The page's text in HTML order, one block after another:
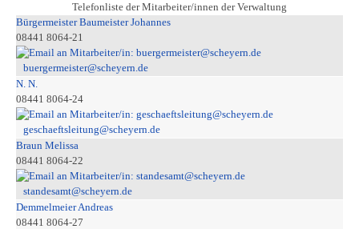
Telefonliste der Mitarbeiter/innen der Verwaltung
Bürgermeister Baumeister Johannes
08441 8064-21
buergermeister@scheyern.de
N. N.
08441 8064-24
geschaeftsleitung@scheyern.de
Braun Melissa
08441 8064-22
standesamt@scheyern.de
Demmelmeier Andreas
08441 8064-27